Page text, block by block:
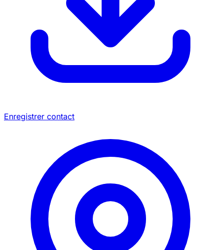
Enregistrer contact